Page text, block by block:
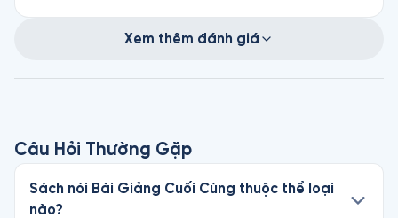
Xem thêm đánh giá
Câu Hỏi Thường Gặp
Sách nói Bài Giảng Cuối Cùng thuộc thể loại
nào?